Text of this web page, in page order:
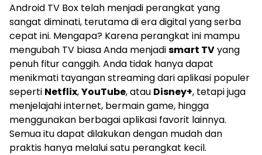
Android TV Box telah menjadi perangkat yang
sangat diminati, terutama di era digital yang serba
cepat ini. Mengapa? Karena perangkat ini mampu
mengubah TV biasa Anda menjadismart TVyang
penuh fitur canggih. Anda tidak hanya dapat
menikmati tayangan streaming dari aplikasi populer
seperti Netflix,YouTube, atau Disney+, tetapi juga
menjelajahi internet, bermain game, hingga
menggunakan berbagai aplikasi favorit lainnya.
Semua itu dapat dilakukan dengan mudah dan
praktis hanya melalui satu perangkat kecil.